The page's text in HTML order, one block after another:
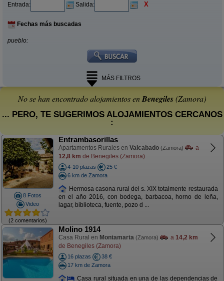
Entrada: Salida: X
Fechas más buscadas
pueblo:
MÁS FILTROS
No se han encontrado alojamientos enBenegiles(Zamora)
... PERO, TE SUGERIMOS ALOJAMIENTOS CERCANOS
:
8 Fotos
Video
(2 comentarios)
Entrambasorillas
Apartamentos Rurales en Valcabado (Zamora)
a
12,8 km de Benegiles (Zamora)
4-10 plazas
25 €
6 km de Zamora
Hermosa casona rural del s. XIX totalmente restaurada
en el año 2016, con bodega, barbacoa, horno de leña,
lagar, biblioteca, fuente, pozo d ...
Molino 1914
Casa Rural en Montamarta (Zamora) a 14,2 km
de Benegiles (Zamora)
16 plazas
38 €
17 km de Zamora
Casa rural situada en una de las dependencias de